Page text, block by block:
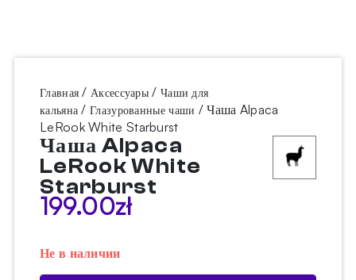
Главная /Аксессуары / Чаши для
кальяна /Глазурованные чаши / Чаша Alpaca
LeRook White Starburst
Чаша Alpaca
LeRook White
Starburst
199.00zł
Не в наличии